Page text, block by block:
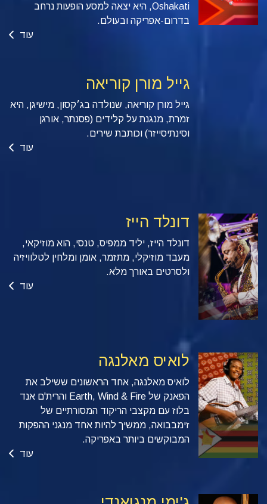
Oshakati, היא יצאה למסע הופעות נרחב
בדרום-אפריקה ובעולם.
עוד
גייל מורן קוריאה
גייל מורן קוריאה, שנולדה בג׳קסון, מישיגן, היא
זמרת, מנגנת על קלידים (פסנתר, אורגן
וסינתיסייזר) וכותבת שירים.
עוד
דונלד הייז
דונלד הייז, יליד ממפיס, טנסי, הוא מוזיקאי,
מעבד מוזיקלי, מתזמר, אומן ומלחין לטלוויזיה
ולסרטים באורך מלא.
עוד
לואיס מאלנגה
לואיס מאלנגה, אחד הראשונים ששילב את
הפאנק של Earth, Wind & Fire והרית'ם אנד
בלוז עם מקצבי הריקוד המסורתיים של
זימבבואה, ממשיך להיות אחד מנגני ההפקות
המבוקשים ביותר באפריקה.
עוד